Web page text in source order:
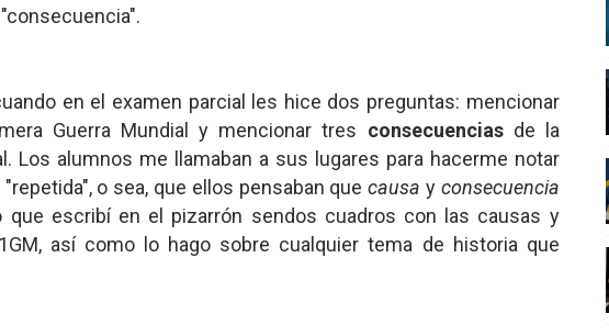
en el examen parcial les hice dos preguntas: mencionar
Guerra Mundial y mencionar tres consecuencias de la
Los alumnos me llamaban a sus lugares para hacerme notar
o sea, que ellos pensaban quecausa y consecuencia
que escribí en el pizarrón sendos cuadros con las causas y
así como lo hago sobre cualquier tema de historia que